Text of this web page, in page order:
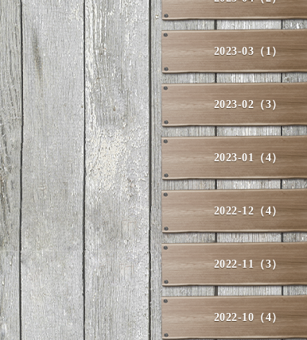
2023-03（1）
2023-02（3）
2023-01（4）
2022-12（4）
2022-11（3）
2022-10（4）